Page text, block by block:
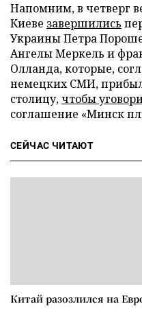
Напомним, в четверг
Киеве завершились
Украины Петра
Ангелы Меркель и
Олланда, которые,
немецких СМИ,
столицу,чтобы
соглашение «Минск
СЕЙЧАС ЧИТАЮТ
Китай разозлился на